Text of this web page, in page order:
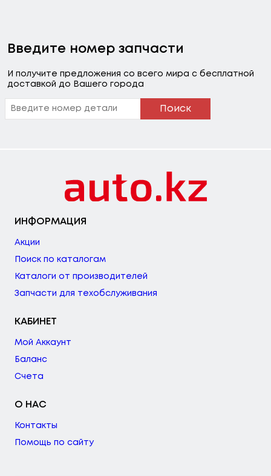
Введите номер запчасти
И получите предложения со всего мира с бесплатной
доставкой до Вашего города
Поиск
ИНФОРМАЦИЯ
Акции
Поиск по каталогам
Каталоги от производителей
Запчасти для техобслуживания
КАБИНЕТ
Мой Аккаунт
Баланс
Счета
О НАС
Контакты
Помощь по сайту